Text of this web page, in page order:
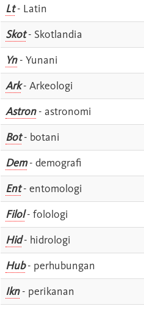
Lt- Latin
Skot- Skotlandia
Yn- Yunani
Ark- Arkeologi
Astron- astronomi
Bot- botani
Dem- demografi
Ent- entomologi
Filol- folologi
Hid- hidrologi
Hub- perhubungan
Ikn- perikanan